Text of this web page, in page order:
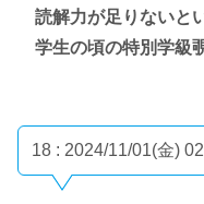
読解力が足りないと
学生の頃の特別学級
18 : 2024/11/01(金)